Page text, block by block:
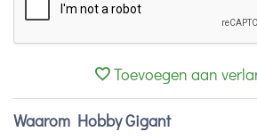
Toevoegen aan
Waarom Hobby Gigant